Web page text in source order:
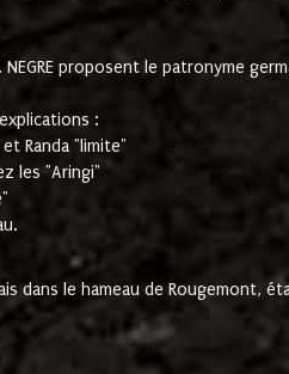
NEGRE proposent le patronyme
:
Randa "limite"
les "Aringi"
dans le hameau de Rougemont,